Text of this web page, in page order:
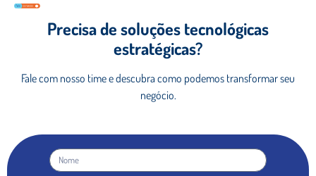
Precisa de soluções tecnológicas
estratégicas?
Fale com nosso time e descubra como podemos transformar seu
negócio.